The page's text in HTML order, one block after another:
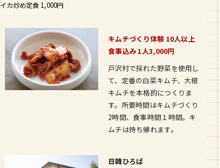
イカ炒め定食 1,000円
キムチづくり体験 10人以上
食事込み 1人3,000円
戸沢村で採れた野菜を使用し
て、定番の白菜キムチ、大根
キムチを本格的につくりま
す。所要時間はキムチづくり
2時間、食事時間１時間。キ
ムチは持ち帰れます。
日韓ひろば